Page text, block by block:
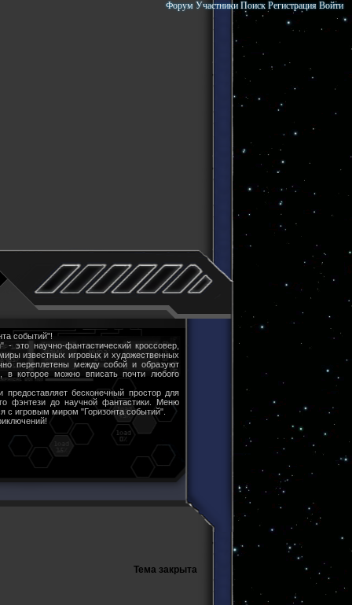
Форум Участники Поиск Регистрация Войти
событий"!
это научно-фантастический кроссовер,
известных игровых и художественных
переплетены между собой и образуют
в которое можно вписать почти любого
бесконечный простор для
фэнтези до научной фантастики. Меню
с игровым миром "Горизонта событий".
Тема закрыта